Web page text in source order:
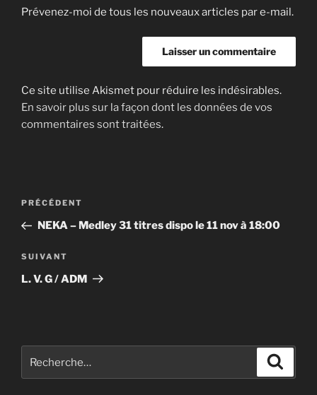
Prévenez-moi de tous les nouveaux articles par e-mail.
Ce site utilise Akismet pour réduire les indésirables.
En savoir plus sur la façon dont les données de vos
commentaires sont traitées.
Navigation
l’article
Article
précédent
PRÉCÉDENT
NEKA – Medley 31 titres dispo le 11 nov à 18:00
Article
suivant
SUIVANT
L. V. G / ADM
pour